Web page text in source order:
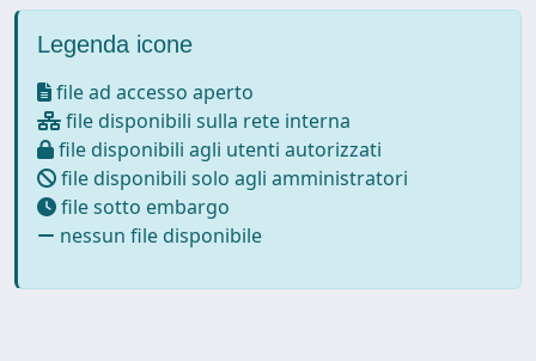
Legenda icone
file ad accesso aperto
file disponibili sulla rete interna
file disponibili agli utenti autorizzati
file disponibili solo agli amministratori
file sotto embargo
nessun file disponibile